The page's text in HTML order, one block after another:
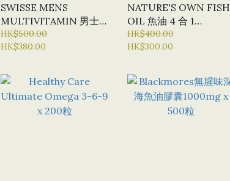
SWISSE MENS
MULTIVITAMIN 男士
複合維生素 X120 片 (全
新)
HK$500.00
HK$380.00
NATURE'S OWN FISH
OIL 魚油 4 合 1
CONCENTRATED
WITH OMEGA 3 濃縮歐
HK$400.00
HK$300.00